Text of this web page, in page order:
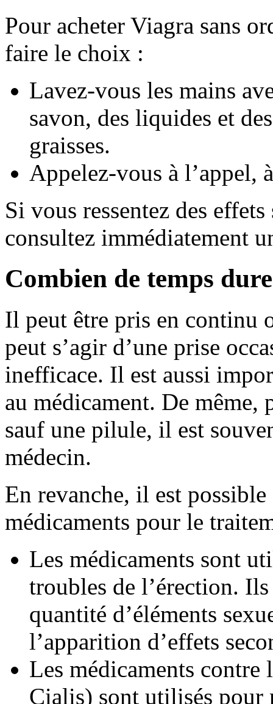
Pour acheter Viagra sans
faire le choix :
Lavez-vous les mains
savon, des liquides et
graisses.
Appelez-vous à l’appel,
Si vous ressentez des
consultez immédiatement
Combien de temps
Il peut être pris en continu
peut s’agir d’une prise
inefficace. Il est aussi
au médicament. De même,
sauf une pilule, il est
médecin.
En revanche, il est
médicaments pour le
Les médicaments sont
troubles de l’érection.
quantité d’éléments
l’apparition d’effets
Les médicaments contre
Cialis) sont utilisés pour